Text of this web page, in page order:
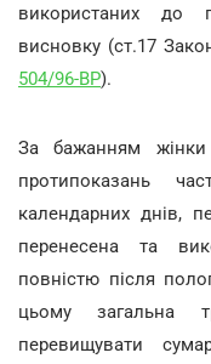
використаних до
висновку (ст.17
504/96-ВР).
За бажанням жінки
протипоказань
календарних днів,
перенесена та
повністю після
цьому загальна
перевищувати